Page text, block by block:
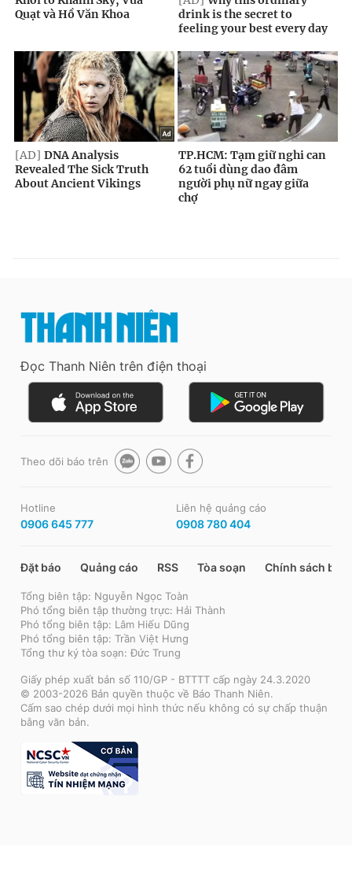
Đọc Thanh Niên trên điện thoại
Theo dõi báo trên
Hotline
0906 645 777
Liên hệ quảng cáo
0908 780 404
Đặt báo Quảng cáo RSS Tòa soạn Chính sách bảo
Tổng biên tập: Nguyễn Ngọc Toàn
Phó tổng biên tập thường trực: Hải Thành
Phó tổng biên tập: Lâm Hiếu Dũng
Phó tổng biên tập: Trần Việt Hưng
Tổng thư ký tòa soạn: Đức Trung
Giấy phép xuất bản số 110/GP - BTTTT cấp ngày 24.3.2020
© 2003-2026 Bản quyền thuộc về Báo Thanh Niên.
Cấm sao chép dưới mọi hình thức nếu không có sự chấp thuận
bằng văn bản.